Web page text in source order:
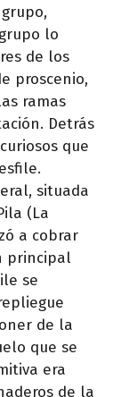
lo
de los
proscenio,
ramas
Detrás
que
situada
(La
a cobrar
principal
se
de la
que se
era
de la